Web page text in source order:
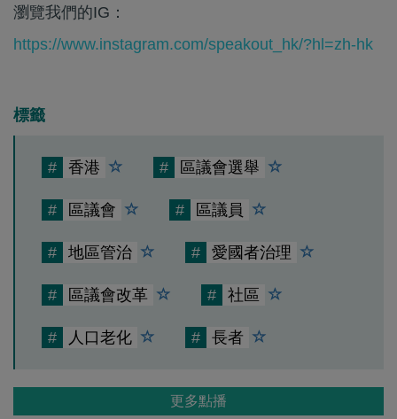
瀏覽我們的IG：
https://www.instagram.com/speakout_hk/?hl=zh-hk
標籤
# 香港 # 區議會選舉
# 區議會 # 區議員
# 地區管治 # 愛國者治理
# 區議會改革 # 社區
# 人口老化 # 長者
更多點播